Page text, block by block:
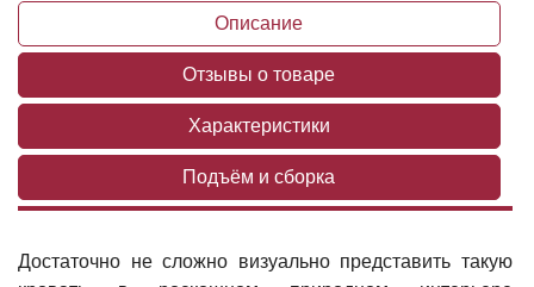
Описание
Отзывы о товаре
Характеристики
Подъём и сборка
Достаточно не сложно визуально представить такую